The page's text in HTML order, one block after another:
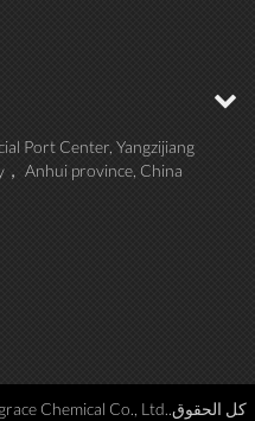
Port Center, Yangzijiang
Anhui province, China